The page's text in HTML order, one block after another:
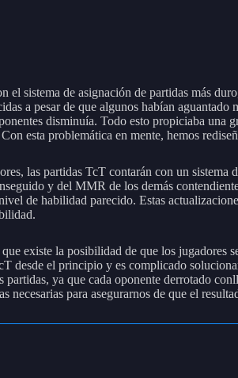
sistema de asignación de partidas más
a pesar de que algunos habían
disminuía. Todo esto propiciaba
esta problemática en mente, hemos
las partidas TcT contarán con un
y del MMR de los demás
de habilidad parecido. Estas
existe la posibilidad de que los
desde el principio y es complicado
ya que cada oponente derrotado
necesarias para asegurarnos de que el